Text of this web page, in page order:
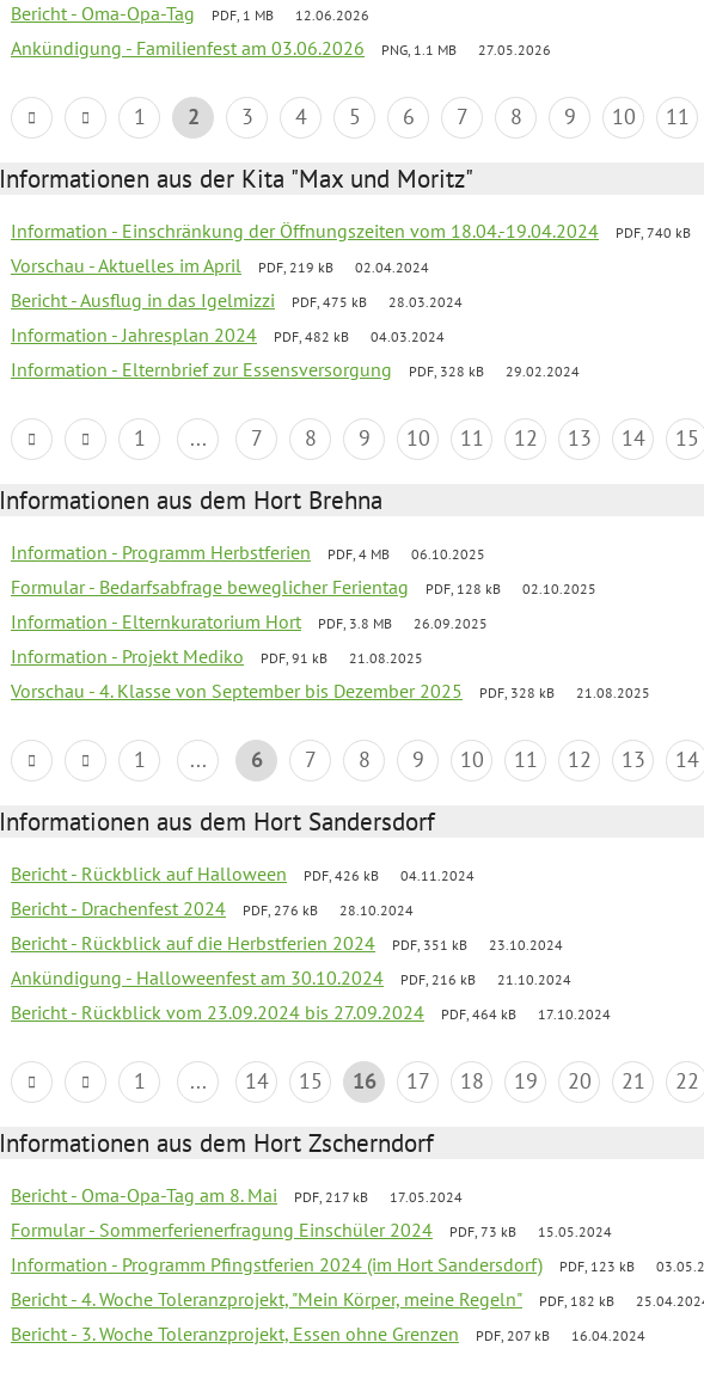
Bericht - Oma-Opa-Tag PDF, 1 MB 12.06.2026
Ankündigung - Familienfest am 03.06.2026 PNG, 1.1 MB 27.05.2026
1 2 3 4 5 6 7 8 9 10 11
Informationen aus der Kita "Max und Moritz"
Information - Einschränkung der Öffnungszeiten vom 18.04.-19.04.2024 PDF, 740 kB
Vorschau - Aktuelles im April PDF, 219 kB 02.04.2024
Bericht - Ausflug in das Igelmizzi PDF, 475 kB 28.03.2024
Information - Jahresplan 2024 PDF, 482 kB 04.03.2024
Information - Elternbrief zur Essensversorgung PDF, 328 kB 29.02.2024
1 ... 7 8 9 10 11 12 13 14 15
Informationen aus dem Hort Brehna
Information - Programm Herbstferien PDF, 4 MB 06.10.2025
Formular - Bedarfsabfrage beweglicher Ferientag PDF, 128 kB 02.10.2025
Information - Elternkuratorium Hort PDF, 3.8 MB 26.09.2025
Information - Projekt Mediko PDF, 91 kB 21.08.2025
Vorschau - 4. Klasse von September bis Dezember 2025 PDF, 328 kB 21.08.2025
1 ... 6 7 8 9 10 11 12 13 14
Informationen aus dem Hort Sandersdorf
Bericht - Rückblick auf Halloween PDF, 426 kB 04.11.2024
Bericht - Drachenfest 2024 PDF, 276 kB 28.10.2024
Bericht - Rückblick auf die Herbstferien 2024 PDF, 351 kB 23.10.2024
Ankündigung - Halloweenfest am 30.10.2024 PDF, 216 kB 21.10.2024
Bericht - Rückblick vom 23.09.2024 bis 27.09.2024 PDF, 464 kB 17.10.2024
1 ... 14 15 16 17 18 19 20 21 22
Informationen aus dem Hort Zscherndorf
Bericht - Oma-Opa-Tag am 8. Mai PDF, 217 kB 17.05.2024
Formular - Sommerferienerfragung Einschüler 2024 PDF, 73 kB 15.05.2024
Information - Programm Pfingstferien 2024 (im Hort Sandersdorf) PDF, 123 kB
Bericht - 4. Woche Toleranzprojekt, "Mein Körper, meine Regeln" PDF, 182 kB
Bericht - 3. Woche Toleranzprojekt, Essen ohne Grenzen PDF, 207 kB 16.04.2024